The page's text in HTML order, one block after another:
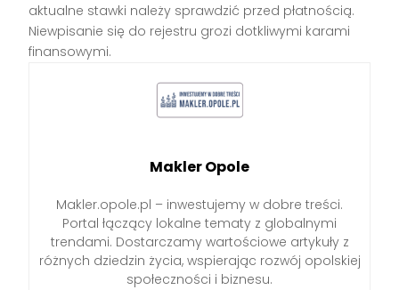
aktualne stawki należy sprawdzić przed płatnością.
Niewpisanie się do rejestru grozi dotkliwymi karami
finansowymi.
Makler Opole
Makler.opole.pl – inwestujemy w dobre treści.
Portal łączący lokalne tematy z globalnymi
trendami. Dostarczamy wartościowe artykuły z
różnych dziedzin życia, wspierając rozwój opolskiej
społeczności i biznesu.